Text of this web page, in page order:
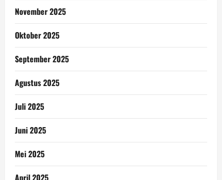
November 2025
Oktober 2025
September 2025
Agustus 2025
Juli 2025
Juni 2025
Mei 2025
April 2025